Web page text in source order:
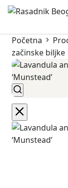
Početna
začinske biljke